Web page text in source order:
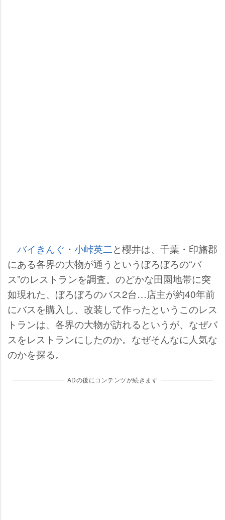
バイきんぐ ・ 小峠英二と櫻井は、千葉・印旛郡
にある各界の大物が通うというぼろぼろの“バ
ス”のレストランを調査。のどかな田園地帯に突
如現れた、ぼろぼろのバス2台…店主が約40年前
にバスを購入し、改装して作ったというこのレス
トランは、各界の大物が訪れるというが、なぜバ
スをレストランにしたのか。なぜそんなに人気な
のかを探る。
ADの後にコンテンツが続きます